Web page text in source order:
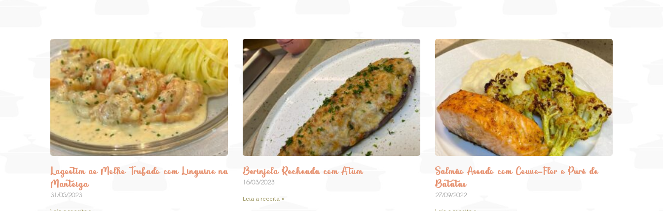
Lagostim ao Molho Trufado com Linguine na
Manteiga
31/05/2023
Berinjela Recheada com Atum
16/03/2023
Leia a receita »
Salmão Assado com Couve-Flor e Purê de
Batatas
27/09/2022